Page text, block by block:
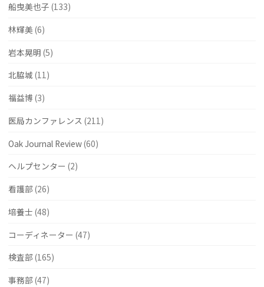
船曳美也子 (133)
林輝美 (6)
岩本晃明 (5)
北脇城 (11)
福益博 (3)
医局カンファレンス (211)
Oak Journal Review(60)
ヘルプセンター (2)
看護部 (26)
培養士 (48)
コーディネーター (47)
検査部 (165)
事務部 (47)